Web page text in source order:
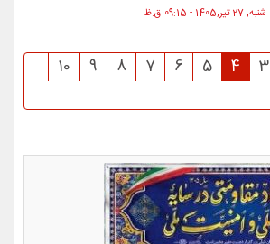
شنبه, 27 تیر,1405 - 09:15 ق.ظ
3
4
5
6
7
8
9
10